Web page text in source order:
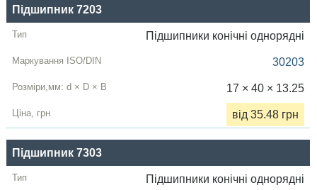
Підшипник 7203
Підшипники конічні однорядні
30203
17 × 40 × 13.25
від 35.48 грн
Підшипник 7303
Підшипники конічні однорядні